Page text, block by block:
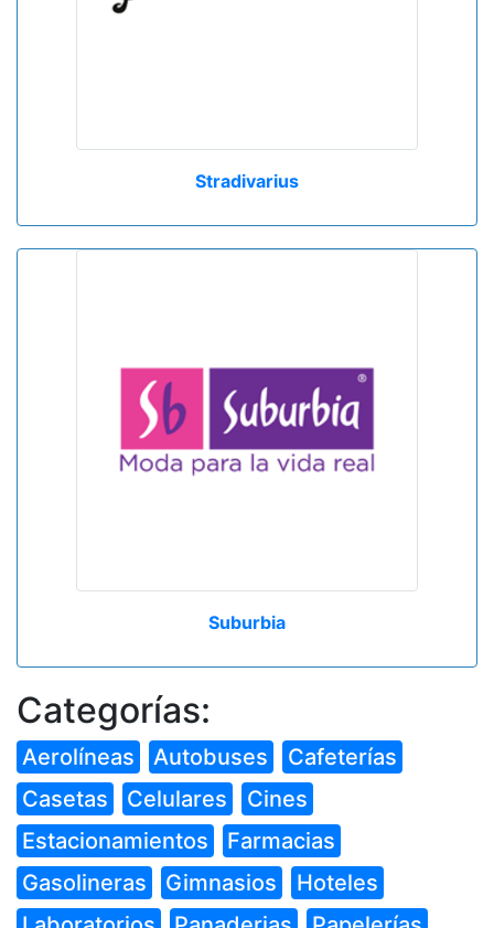
Stradivarius
Suburbia
Categorías:
Aerolíneas Autobuses
Cafeterías
Casetas
Celulares
Cines
Estacionamientos
Farmacias
Gasolineras
Gimnasios
Hoteles